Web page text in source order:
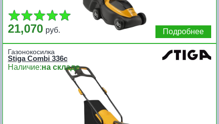
21,070 руб. Подробнее
Газонокосилка
Stiga Combi 336c
Наличие:на складе